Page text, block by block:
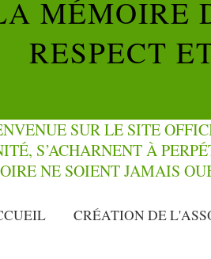
MÉMOIRE
RESPECT
CRÉATION DE